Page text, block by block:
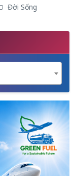
Đời Sống